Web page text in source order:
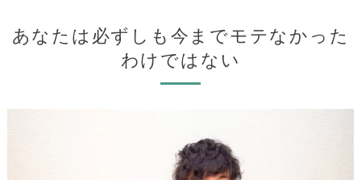
あなたは必ずしも今までモテなかった
わけではない